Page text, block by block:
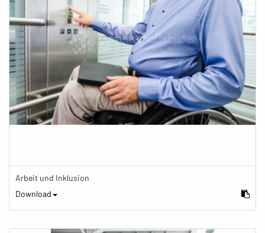
Arbeit und Inklusion
Download